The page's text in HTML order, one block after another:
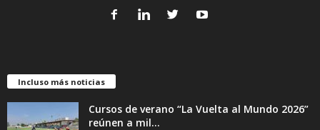
Incluso más noticias
Cursos de verano “La Vuelta al Mundo 2026”
reúnen a mil...